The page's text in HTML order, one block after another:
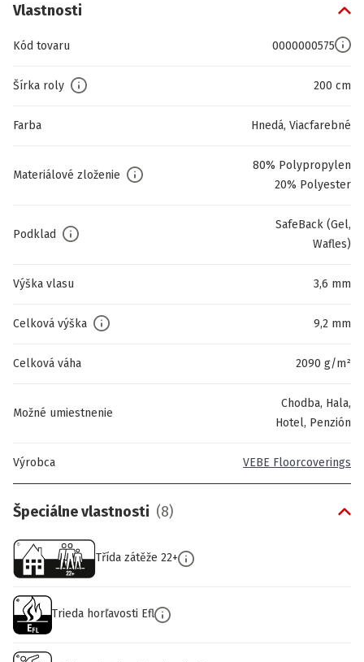
Vlastnosti
Kód tovaru 0000000575
Šírka roly 200 cm
Farba Hnedá, Viacfarebné
Materiálové zloženie
80% Polypropylen
20% Polyester
Podklad
SafeBack (Gel,
Wafles)
Výška vlasu 3,6 mm
Celková výška 9,2 mm
Celková váha 2090 g/m²
Možné umiestnenie
Chodba, Hala,
Hotel, Penzión
Výrobca VEBE Floorcoverings
Špeciálne vlastnosti (8)
Třída zátěže 22+
Trieda horľavosti Efl